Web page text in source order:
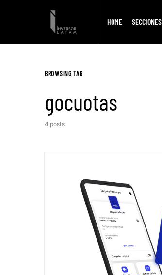
HOME SECCIONES
BROWSING TAG
gocuotas
4 posts